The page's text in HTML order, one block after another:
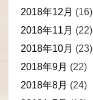
2018年12月 (16)
2018年11月 (22)
2018年10月 (23)
2018年9月 (22)
2018年8月 (24)